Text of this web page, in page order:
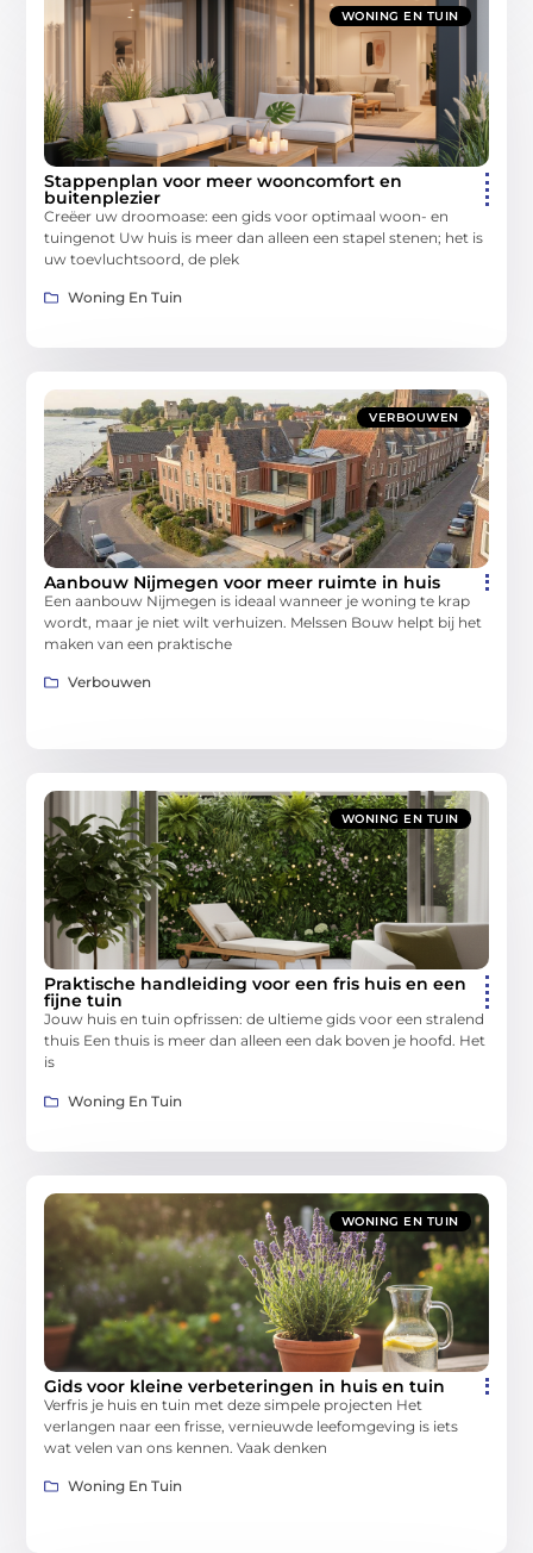
WONING EN TUIN
Stappenplan voor meer wooncomfort en
buitenplezier
Creëer uw droomoase: een gids voor optimaal woon- en
tuingenot Uw huis is meer dan alleen een stapel stenen; het is
uw toevluchtsoord, de plek
Woning En Tuin
VERBOUWEN
Aanbouw Nijmegen voor meer ruimte in huis
Een aanbouw Nijmegen is ideaal wanneer je woning te krap
wordt, maar je niet wilt verhuizen. Melssen Bouw helpt bij het
maken van een praktische
Verbouwen
WONING EN TUIN
Praktische handleiding voor een fris huis en een
fijne tuin
Jouw huis en tuin opfrissen: de ultieme gids voor een stralend
thuis Een thuis is meer dan alleen een dak boven je hoofd. Het
is
Woning En Tuin
WONING EN TUIN
Gids voor kleine verbeteringen in huis en tuin
Verfris je huis en tuin met deze simpele projecten Het
verlangen naar een frisse, vernieuwde leefomgeving is iets
wat velen van ons kennen. Vaak denken
Woning En Tuin